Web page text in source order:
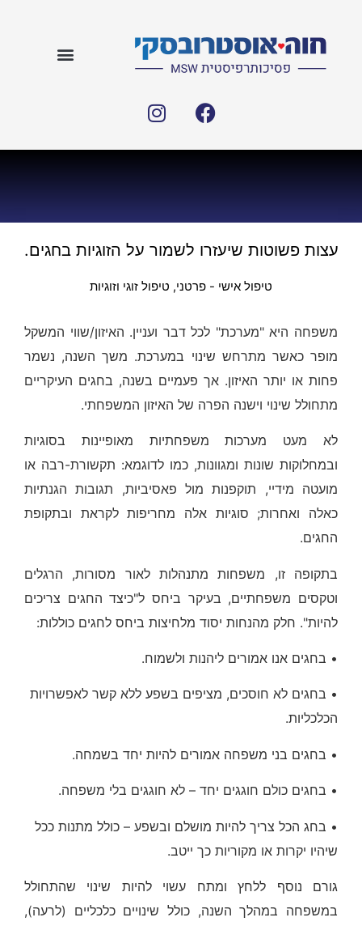
עצות פשוטות שיעזרו לשמור על הזוגיות בחגים.
טיפול אישי - פרטני, טיפול זוגי וזוגיות
משפחה היא "מערכת" לכל דבר ועניין. האיזון/שווי המשקל
מופר כאשר מתרחש שינוי במערכת. משך השנה, נשמר
פחות או יותר האיזון. אך פעמיים בשנה, בחגים העיקריים
מתחולל שינוי וישנה הפרה של האיזון המשפחתי.
לא מעט מערכות משפחתיות מאופיינות בסוגיות
ובמחלוקות שונות ומגוונות, כמו לדוגמא: תקשורת-רבה או
מועטה מידיי, תוקפנות מול פאסיביות, תגובות הגנתיות
כאלה ואחרות; סוגיות אלה מחריפות לקראת ובתקופת
החגים.
בתקופה זו, משפחות מתנהלות לאור מסורות, הרגלים
וטקסים משפחתיים, בעיקר ביחס ל"כיצד החגים צריכים
להיות". חלק מהנחות יסוד מלחיצות ביחס לחגים כוללות:
• בחגים אנו אמורים ליהנות ולשמוח.
• בחגים לא חוסכים, מציפים בשפע ללא קשר לאפשרויות
הכלכליות.
• בחגים בני משפחה אמורים להיות יחד בשמחה.
• בחגים כולם חוגגים יחד – לא חוגגים בלי משפחה.
• בחג הכל צריך להיות מושלם ובשפע – כולל מתנות ככל
שיהיו יקרות או מקוריות כך ייטב.
גורם נוסף ללחץ ומתח עשוי להיות שינוי שהתחולל
במשפחה במהלך השנה, כולל שינויים כלכליים (לרעה),